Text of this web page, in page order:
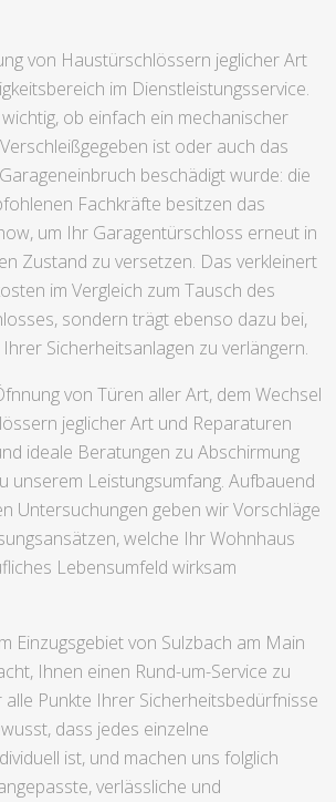
von Haustürschlössern jeglicher Art
im Dienstleistungsservice.
ob einfach ein mechanischer
ist oder auch das
beschädigt wurde: die
Fachkräfte besitzen das
um Ihr Garagentürschloss erneut in
Zustand zu versetzen. Das verkleinert
im Vergleich zum Tausch des
sondern trägt ebenso dazu bei,
Sicherheitsanlagen zu verlängern.
von Türen aller Art, dem Wechsel
jeglicher Art und Reparaturen
ideale Beratungen zu Abschirmung
unserem Leistungsumfang. Aufbauend
Untersuchungen geben wir Vorschläge
welche Ihr Wohnhaus
Lebensumfeld wirksam
Einzugsgebiet von Sulzbach am Main
Ihnen einen Rund-um-Service zu
Punkte Ihrer Sicherheitsbedürfnisse
dass jedes einzelne
ist, und machen uns folglich
verlässliche und